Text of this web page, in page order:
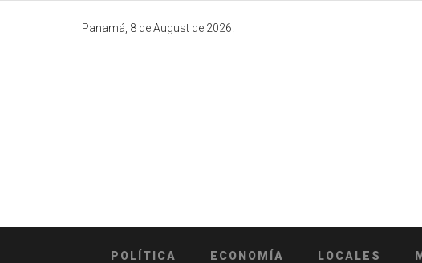
Panamá, 8 de August de 2026.
POLÍTICA ECONOMÍA LOCALES